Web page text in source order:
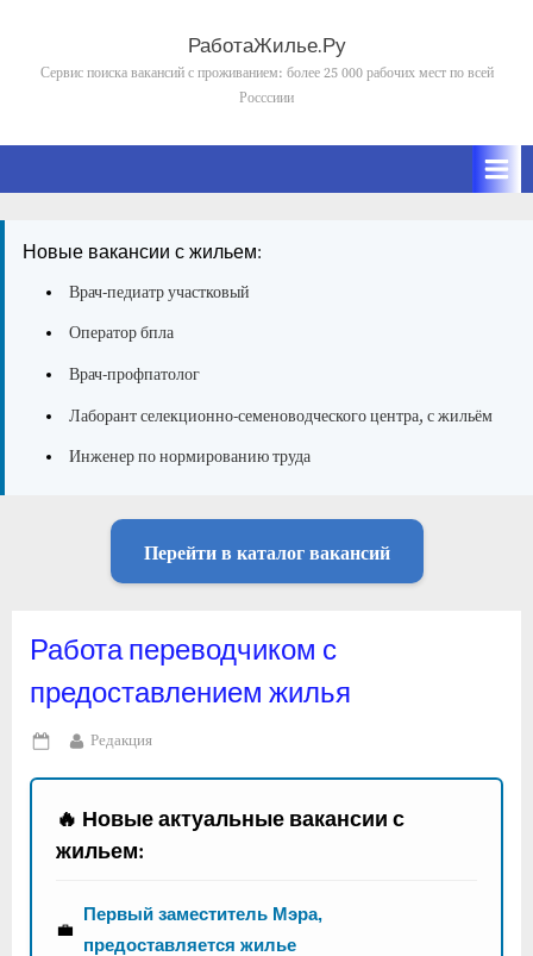
content
РаботаЖилье.Ру
Сервис поиска вакансий с проживанием: более 25 000 рабочих мест по всей
Росссиии
Новые вакансии с жильем:
Врач-педиатр участковый
Оператор бпла
Врач-профпатолог
Лаборант селекционно-семеноводческого центра, с жильём
Инженер по нормированию труда
Перейти в каталог вакансий
Работа переводчиком с
предоставлением жилья
Posted
on
By
Редакция
🔥 Новые актуальные вакансии с
жильем:
💼
Первый заместитель Мэра,
предоставляется жилье